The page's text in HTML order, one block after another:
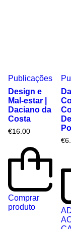
Publicações
Design e
Mal-estar |
Daciano da
Costa
€16.00
Comprar
produto
€